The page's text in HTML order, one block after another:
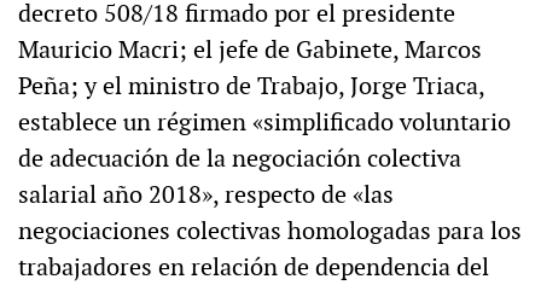
decreto 508/18 firmado por el presidente
Mauricio Macri; el jefe de Gabinete, Marcos
Peña; y el ministro de Trabajo, Jorge Triaca,
establece un régimen «simplificado voluntario
de adecuación de la negociación colectiva
salarial año 2018», respecto de «las
negociaciones colectivas homologadas para los
trabajadores en relación de dependencia del